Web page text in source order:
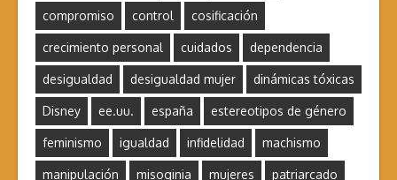
compromiso control cosificación
crecimiento personal cuidados dependencia
desigualdad desigualdad mujer dinámicas tóxicas
Disney ee.uu. españa estereotipos de género
feminismo igualdad infidelidad machismo
manipulación misoginia mujeres patriarcado